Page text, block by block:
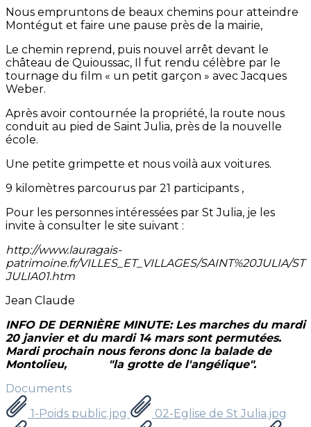
Nous empruntons de beaux chemins pour atteindre
Montégut et faire une pause près de la mairie,
Le chemin reprend, puis nouvel arrêt devant le
château de Quioussac, Il fut rendu célèbre par le
tournage du film « un petit garçon » avec Jacques
Weber.
Après avoir contournée la propriété, la route nous
conduit au pied de Saint Julia, près de la nouvelle
école.
Une petite grimpette et nous voilà aux voitures.
9 kilomètres parcourus par 21 participants ,
Pour les personnes intéressées par St Julia, je les
invite à consulter le site suivant :
http://www.lauragais-
patrimoine.fr/VILLES_ET_VILLAGES/SAINT%20JULIA/ST
JULIA01.htm
Jean Claude
INFO DE DERNIÈRE MINUTE: Les marches du mardi
20 janvier et du mardi 14 mars sont permutées.
Mardi prochain nous ferons donc la balade de
Montolieu, "la grotte de l'angélique".
Documents
1-Poids public.jpg
02-Eglise de St Julia.jpg